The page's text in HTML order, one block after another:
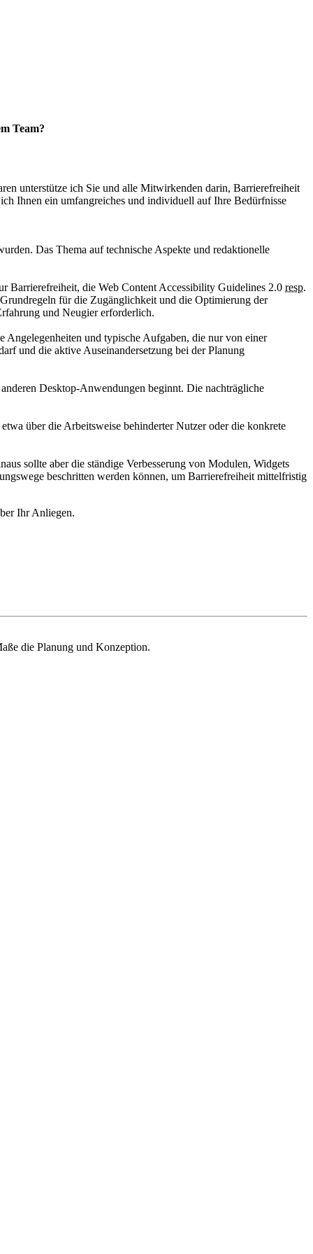
Team?
unterstütze ich Sie und alle Mitwirkenden darin, Barrierefreiheit
Ihnen ein umfangreiches und individuell auf Ihre Bedürfnisse
Das Thema auf technische Aspekte und redaktionelle
Barrierefreiheit, die Web Content Accessibility Guidelines 2.0 resp.
für die Zugänglichkeit und die Optimierung der
und Neugier erforderlich.
Angelegenheiten und typische Aufgaben, die nur von einer
und die aktive Auseinandersetzung bei der Planung
Desktop-Anwendungen beginnt. Die nachträgliche
über die Arbeitsweise behinderter Nutzer oder die konkrete
sollte aber die ständige Verbesserung von Modulen, Widgets
beschritten werden können, um Barrierefreiheit mittelfristig
Ihr Anliegen.
die Planung und Konzeption.